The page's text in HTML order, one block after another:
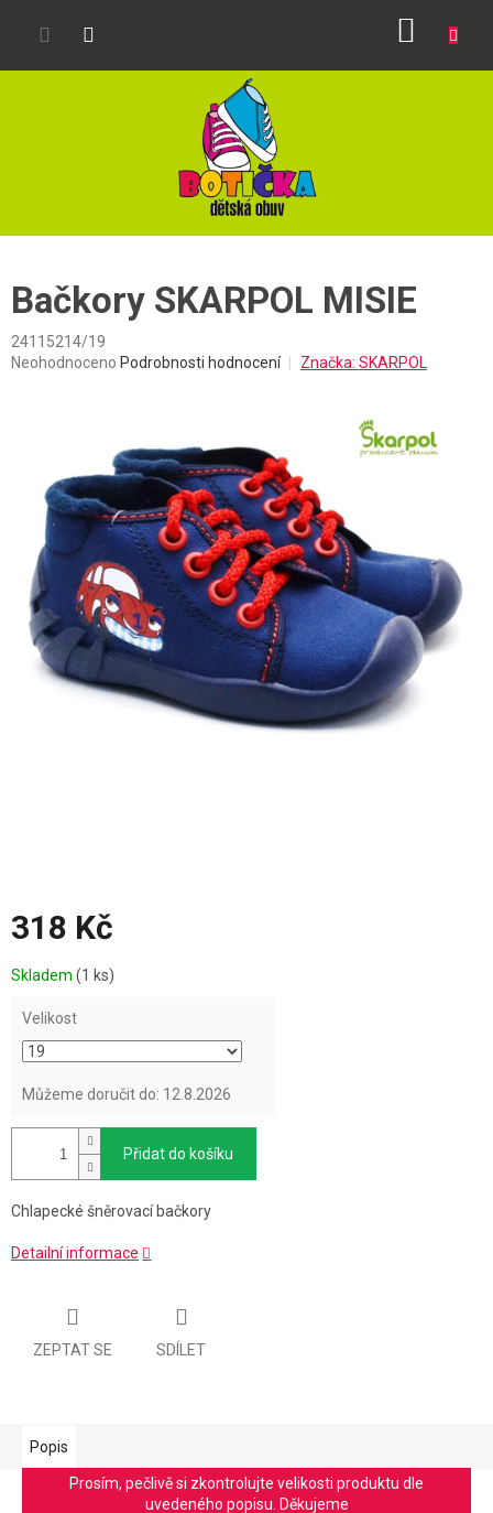
Bačkory SKARPOL MISIE
24115214/19
Průměrné
hvězdiček.
Neohodnoceno Podrobnosti hodnocení Značka: SKARPOL
318 Kč
cena:
Skladem (1 ks)
Velikost
Můžeme doručit do: 12.8.2026
Přidat do košíku
Chlapecké šněrovací bačkory
Detailní informace
ZEPTAT SE SDÍLET
Popis
Prosím, pečlivě si zkontrolujte velikosti produktu dle
uvedeného popisu. Děkujeme